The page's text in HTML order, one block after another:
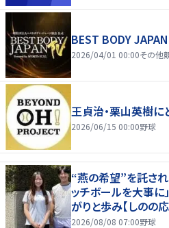
BEST BODY JAPAN
2026/04/01 00:00その他
王貞治・栗山英樹に
2026/06/15 00:00野球
“燕の希望”を託さ
ッチボールを大事に
がりと歩み【しのの
2026/08/08 07:00野球